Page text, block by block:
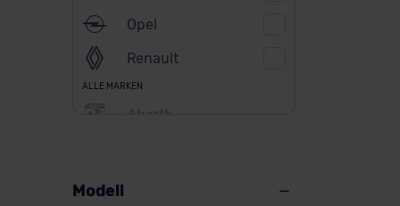
Opel
Renault
ALLE MARKEN
Abarth
Modell